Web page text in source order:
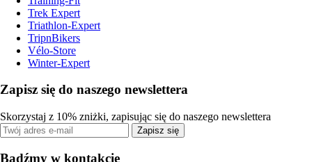
Trek Expert
Triathlon-Expert
TripnBikers
Vélo-Store
Winter-Expert
Zapisz się do naszego newslettera
Skorzystaj z 10% zniżki, zapisując się do naszego newslettera
Zapisz się
Bądźmy w kontakcie